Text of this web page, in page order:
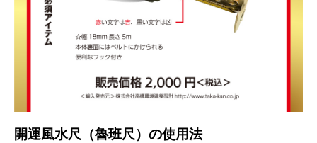
開運風水尺（魯班尺）の使用法